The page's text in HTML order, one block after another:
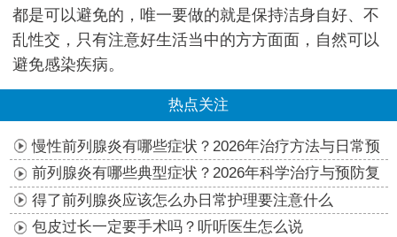
都是可以避免的，唯一要做的就是保持洁身自好、不
乱性交，只有注意好生活当中的方方面面，自然可以
避免感染疾病。
热点关注
慢性前列腺炎有哪些症状？2026年治疗方法与日常预
防指南
前列腺炎有哪些典型症状？2026年科学治疗与预防复
发指南
得了前列腺炎应该怎么办日常护理要注意什么
包皮过长一定要手术吗？听听医生怎么说